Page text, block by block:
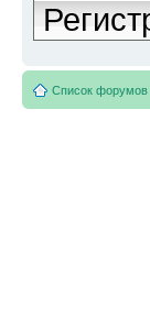
Список форумов